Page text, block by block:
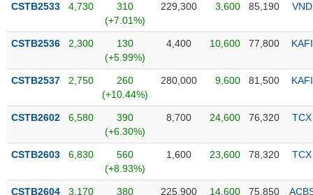
thái
phiếu
mô
thị
Niêm
CSTB2533 4,730
310
(+7.01%)
229,300 3,600 85,190 VND
CSTB2536 2,300
130
(+5.99%)
4,400 10,600 77,800 KAFI
CSTB2537 2,750
260
(+10.44%)
280,000 9,600 81,500 KAFI
CSTB2602 6,580
390
(+6.30%)
8,700 24,600 76,320 TCX
CSTB2603 6,830
560
(+8.93%)
1,600 23,600 78,320 TCX
CSTB2604 3,170
380
225,900 14,600 75,850
NGÀNH
DOANH
NGHIỆP
PHIẾU